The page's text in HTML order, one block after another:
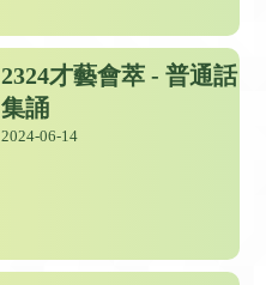
2324才藝會萃 - 普通話
集誦
2024-06-14